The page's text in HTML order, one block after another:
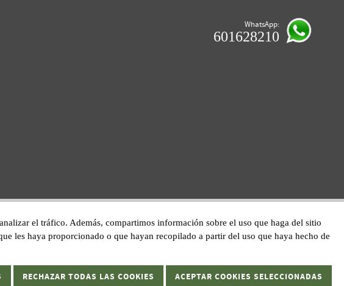
el tráfico. Además, compartimos información sobre el uso que haga del sitio
les haya proporcionado o que hayan recopilado a partir del uso que haya hecho de
RECHAZAR TODAS LAS COOKIES ACEPTAR COOKIES SELECCIONADAS
WhatsApp:
601628210